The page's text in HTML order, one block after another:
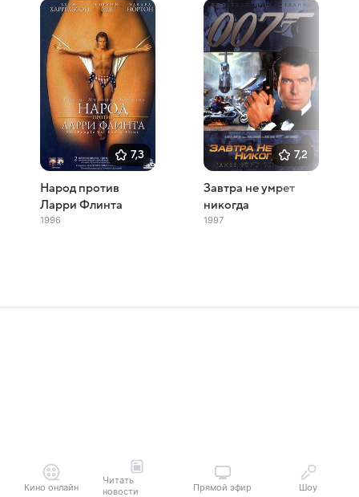
7,3
Народ против
Ларри Флинта
1996
7,2
Завтра не умрет
никогда
1997
Кино онлайн
Читать
новости
Прямой эфир Шоу